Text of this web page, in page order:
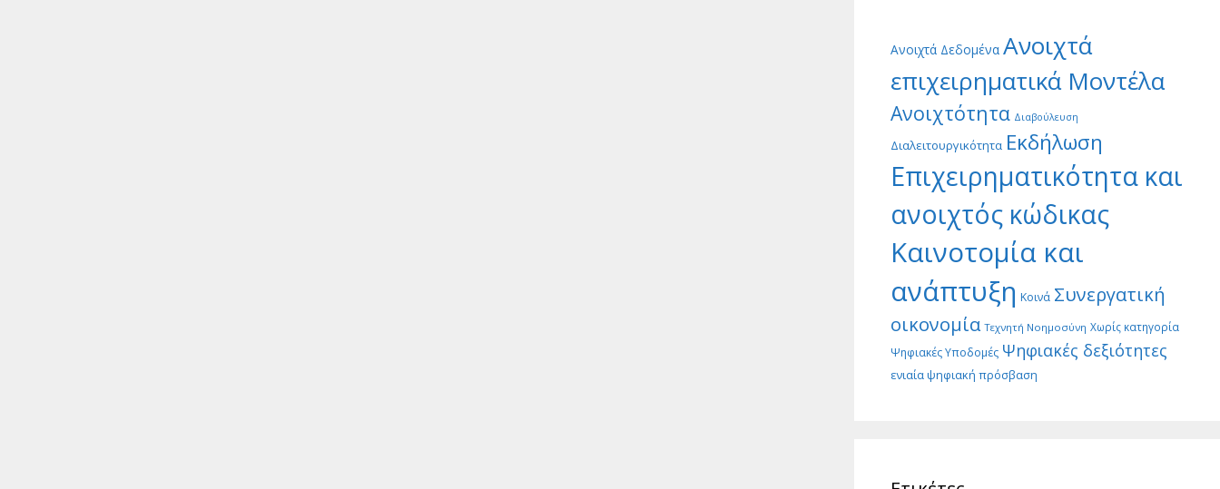
Ανοιχτά Δεδομένα Ανοιχτά
επιχειρηματικά Μοντέλα
Ανοιχτότητα Διαβούλευση
Διαλειτουργικότητα Εκδήλωση
Επιχειρηματικότητα και
ανοιχτός κώδικας
Καινοτομία και
ανάπτυξη Κοινά Συνεργατική
οικονομία Τεχνητή Νοημοσύνη Χωρίς κατηγορία
Ψηφιακές Υποδομές Ψηφιακές δεξιότητες
ενιαία ψηφιακή πρόσβαση